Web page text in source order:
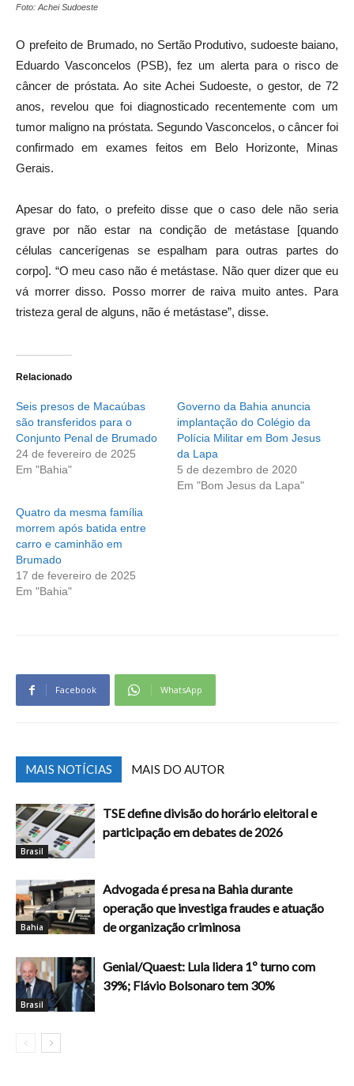
Foto: Achei Sudoeste
O prefeito de Brumado, no Sertão Produtivo, sudoeste baiano,
Eduardo Vasconcelos (PSB), fez um alerta para o risco de
câncer de próstata. Ao site Achei Sudoeste, o gestor, de 72
anos, revelou que foi diagnosticado recentemente com um
tumor maligno na próstata. Segundo Vasconcelos, o câncer foi
confirmado em exames feitos em Belo Horizonte, Minas
Gerais.
Apesar do fato, o prefeito disse que o caso dele não seria
grave por não estar na condição de metástase [quando
células cancerígenas se espalham para outras partes do
corpo]. “O meu caso não é metástase. Não quer dizer que eu
vá morrer disso. Posso morrer de raiva muito antes. Para
tristeza geral de alguns, não é metástase”, disse.
Relacionado
Seis presos de Macaúbas
são transferidos para o
Conjunto Penal de Brumado
24 de fevereiro de 2025
Em "Bahia"
Governo da Bahia anuncia
implantação do Colégio da
Polícia Militar em Bom Jesus
da Lapa
5 de dezembro de 2020
Em "Bom Jesus da Lapa"
Quatro da mesma família
morrem após batida entre
carro e caminhão em
Brumado
17 de fevereiro de 2025
Em "Bahia"
Facebook WhatsApp
MAIS NOTÍCIAS MAIS DO AUTOR
Brasil
TSE define divisão do horário eleitoral e
participação em debates de 2026
Bahia
Advogada é presa na Bahia durante
operação que investiga fraudes e atuação
de organização criminosa
Brasil
Genial/Quaest: Lula lidera 1º turno com
39%; Flávio Bolsonaro tem 30%